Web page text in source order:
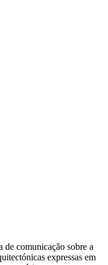
de comunicação sobre a
expressas em